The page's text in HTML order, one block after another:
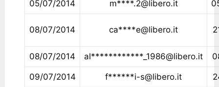
05/07/2014 m****.2@libero.it
08/07/2014 ca****e@libero.it
08/07/2014 al************_1986@libero.it
09/07/2014 f******i-s@libero.it